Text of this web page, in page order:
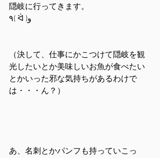
隠岐に行ってきます。
٩( ᐛ )و
（決して、仕事にかこつけて隠岐を観
光したいとか美味しいお魚が食べたい
とかいった邪な気持ちがあるわけで
は・・・ん？）
あ、名刺とかパンフも持っていこっ